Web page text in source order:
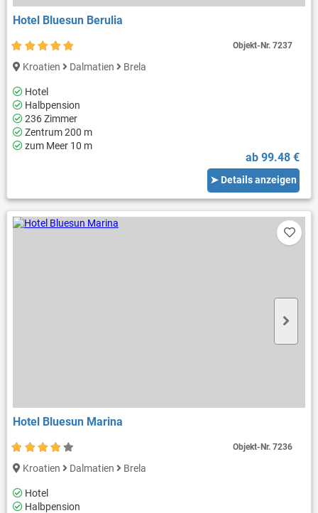
Hotel Bluesun Berulia
Kroatien Dalmatien Brela
Hotel
Halbpension
236 Zimmer
Zentrum 200 m
zum Meer 10 m
ab 99.48 €
➤ Details anzeigen
Objekt-Nr.7237
Hotel Bluesun Marina
Kroatien Dalmatien Brela
Hotel
Halbpension
Objekt-Nr.7236